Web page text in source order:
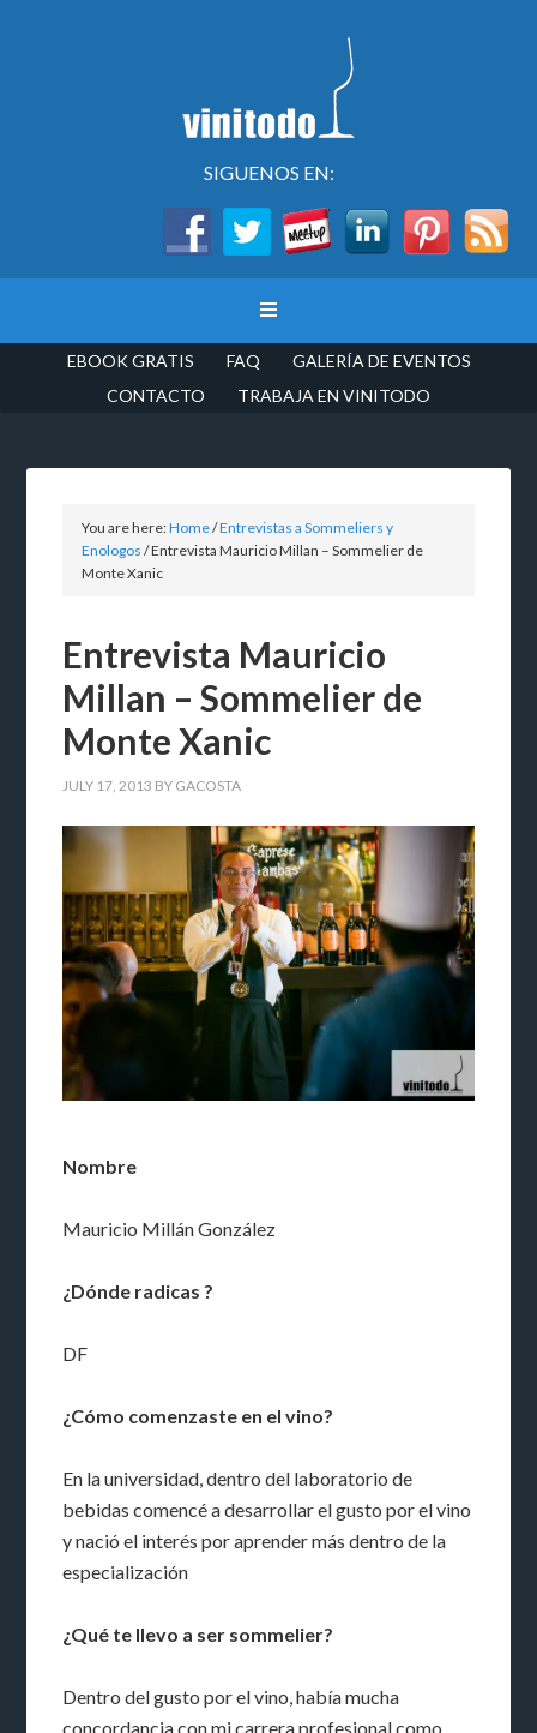
SIGUENOS EN:
EBOOK GRATIS FAQ
GALERÍA DE EVENTOS
CONTACTO
TRABAJA EN VINITODO
You are here:Home/Entrevistas a Sommeliers y
Enologos /Entrevista Mauricio Millan – Sommelier de
Monte Xanic
Entrevista Mauricio
Millan – Sommelier de
Monte Xanic
JULY 17, 2013 BY GACOSTA
Nombre
Mauricio Millán González
¿Dónde radicas ?
DF
¿Cómo comenzaste en el vino?
En la universidad, dentro del laboratorio de
bebidas comencé a desarrollar el gusto por el vino
y nació el interés por aprender más dentro de la
especialización
¿Qué te llevo a ser sommelier?
Dentro del gusto por el vino, había mucha
concordancia con mi carrera profesional como